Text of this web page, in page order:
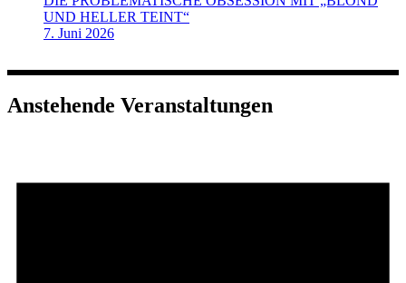
UND HELLER TEINT“
7. Juni 2026
Anstehende Veranstaltungen